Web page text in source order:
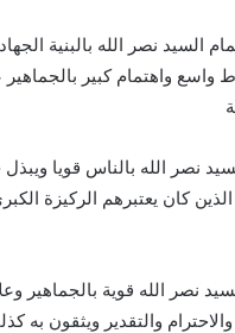
السيد نصر الله بالبنية
واسع واهتمام كبير
نصر الله بالناس قويا
كان يعتبرهم الركيزة
نصر الله قوية بالجماهير
والاحترام والتقدير ويثقون به